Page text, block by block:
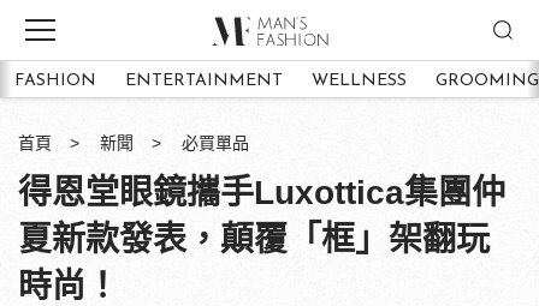
FASHION ENTERTAINMENT WELLNESS GROOMING
首頁 新聞 必買單品
得恩堂眼鏡攜手Luxottica集團仲
夏新款發表，顛覆「框」架翻玩
時尚！